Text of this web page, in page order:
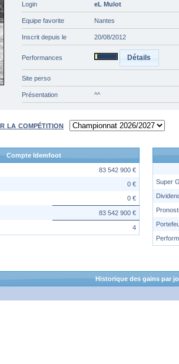
Login eL Mulot
Equipe favorite Nantes
Inscrit depuis le 20/08/2012
Performances Détails
Site perso
Présentation ^^
la compétition
Compte Idemfoot
83 542 900 €
0 €
0 €
83 542 900 €
4
Super
Historique des gains par